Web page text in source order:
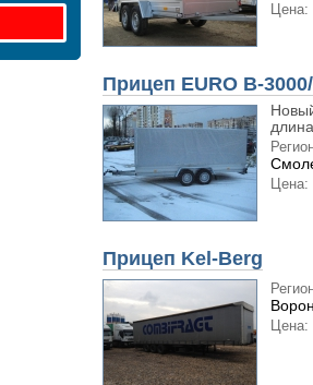
Цена:
Прицеп EURO B-
Цена:
Прицеп Kel-Berg
Цена: